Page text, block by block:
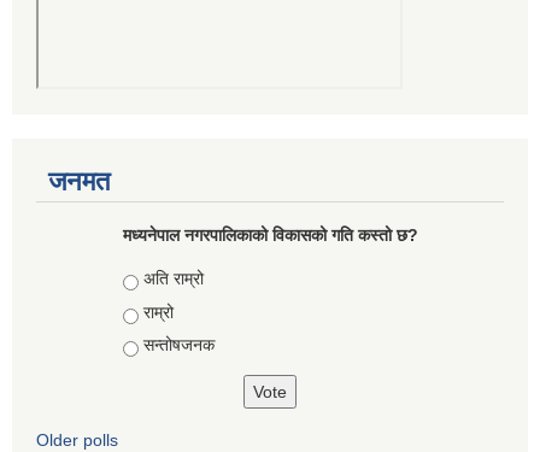
जनमत
मध्यनेपाल नगरपालिकाको विकासको गति कस्तो छ?
Choices
अति राम्रो
राम्रो
सन्तोषजनक
Older polls